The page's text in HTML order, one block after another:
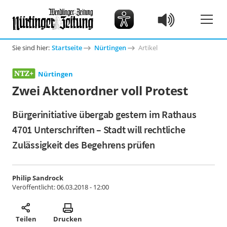
Sie sind hier: Startseite Nürtingen Artikel
Nürtingen
Zwei Aktenordner voll Protest
Bürgerinitiative übergab gestern im Rathaus
4701 Unterschriften – Stadt will rechtliche
Zulässigkeit des Begehrens prüfen
Philip Sandrock
Veröffentlicht:06.03.2018 - 12:00
Teilen Drucken